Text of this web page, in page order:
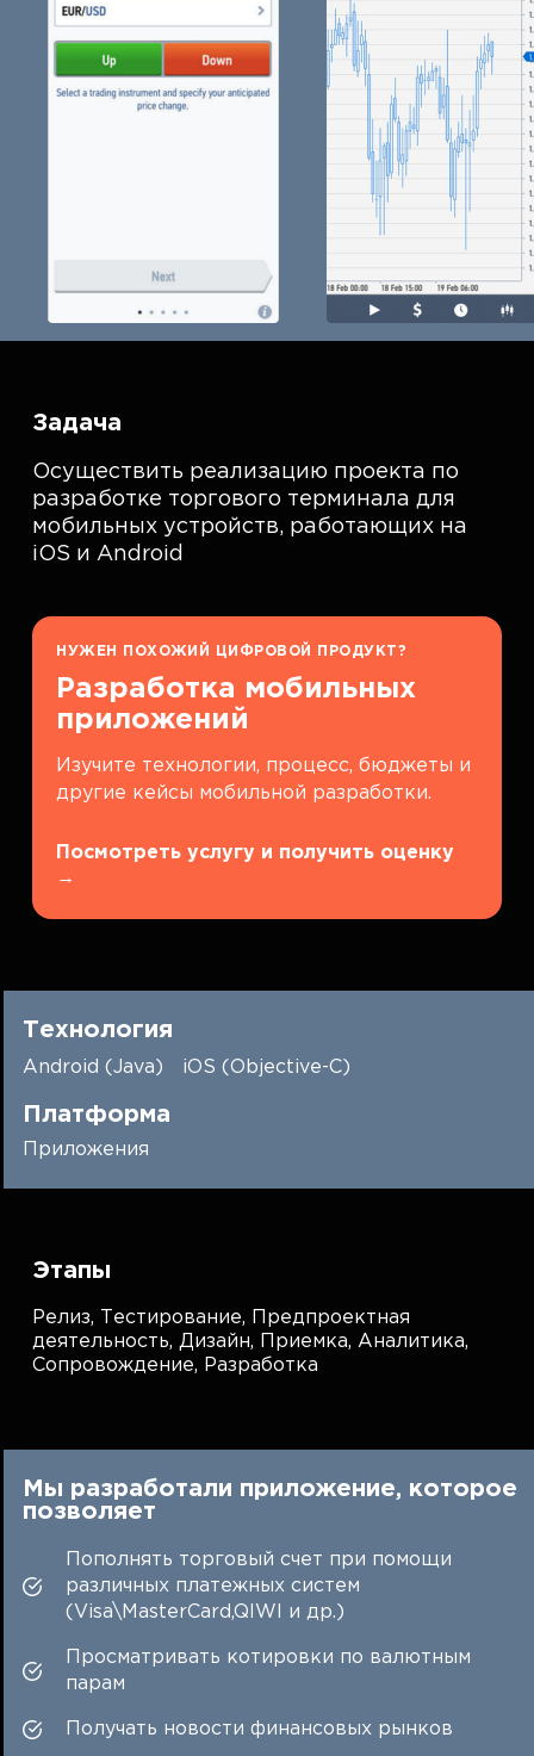
Задача
Осуществить реализацию проекта по
разработке торгового терминала для
мобильных устройств, работающих на
iOS и Android
НУЖЕН ПОХОЖИЙ ЦИФРОВОЙ ПРОДУКТ?
Разработка мобильных
приложений
Изучите технологии, процесс, бюджеты и
другие кейсы мобильной разработки.
Посмотреть услугу и получить оценку
→
Технология
Android (Java) iOS (Objective-C)
Платформа
Приложения
Этапы
Релиз, Тестирование,
Предпроектная
деятельность,Дизайн, Приемка,Аналитика,
Сопровождение, Разработка
Мы разработали приложение, которое
позволяет
Пополнять торговый счет при помощи
различных платежных систем
(Visa\MasterCard,QIWI и др.)
Просматривать котировки по валютным
парам
Получать новости финансовых рынков